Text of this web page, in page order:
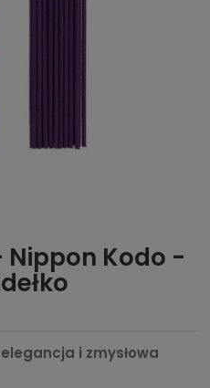
Nippon Kodo -
i zmysłowa